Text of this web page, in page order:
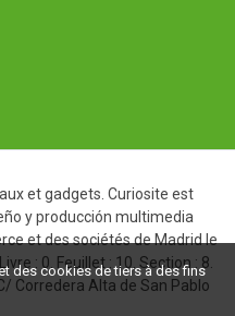
et gadgets. Curiosite est
y producción multimedia
et des sociétés de Madrid le
: 0. Feuillet : 10. Section : 8.
Corredera Alta de San Pablo
des cookies de tiers à des fins